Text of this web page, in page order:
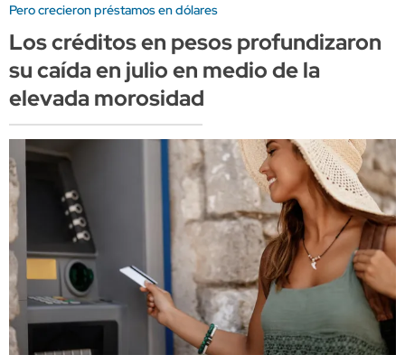
Pero crecieron préstamos en dólares
Los créditos en pesos profundizaron
su caída en julio en medio de la
elevada morosidad